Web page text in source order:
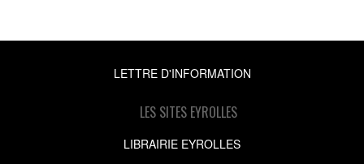
LETTRE D'INFORMATION
LES SITES EYROLLES
LIBRAIRIE EYROLLES